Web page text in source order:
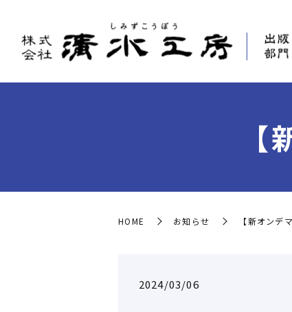
HOME お知らせ 【新オンデ
2024/03/06